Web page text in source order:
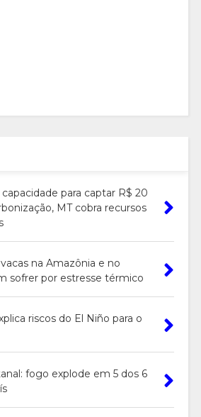
para captar R$ 20
MT cobra recursos
na Amazônia e no
sofrer por estresse térmico
riscos do El Niño para o
fogo explode em 5 dos 6